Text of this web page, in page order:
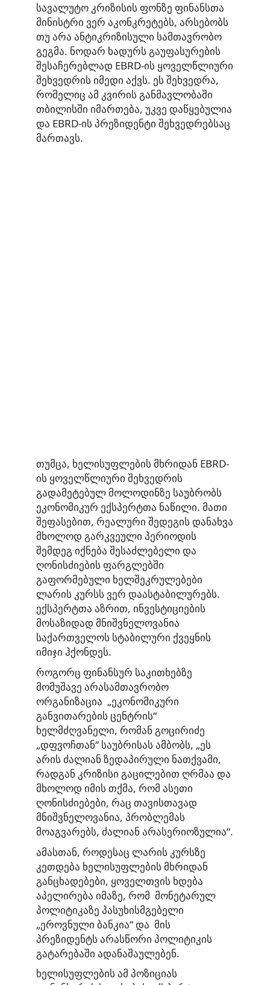
სავალუტო კრიზისის ფონზე ფინანსთა
მინისტრი ვერ აკონკრეტებს, არსებობს
თუ არა ანტიკრიზისული სამთავრობო
გეგმა. ნოდარ ხადურს გაუფასურების
შესაჩერებლად EBRD-ის ყოველწლიური
შეხვედრის იმედი აქვს. ეს შეხვედრა,
რომელიც ამ კვირის განმავლობაში
თბილისში იმართება, უკვე დაწყებულია
და EBRD-ის პრეზიდენტი შეხვედრებსაც
მართავს.
თუმცა, ხელისუფლების მხრიდან EBRD-
ის ყოველწლიური შეხვედრის
გადამეტებულ მოლოდინზე საუბრობს
ეკონომიკურ ექსპერტთა ნაწილი. მათი
შეფასებით, რეალური შედეგის დანახვა
მხოლოდ გარკვეული პერიოდის
შემდეგ იქნება შესაძლებელი და
ღონისძიების ფარგლებში
გაფორმებული ხელშეკრულებები
ლარის კურსს ვერ დაასტაბილურებს.
ექსპერტთა აზრით, ინვესტიციების
მოსაზიდად მნიშვნელოვანია
საქართველოს სტაბილური ქვეყნის
იმიჯი ჰქონდეს.
როგორც ფინანსურ საკითხებზე
მომუშავე არასამთავრობო
ორგანიზაცია „ეკონომიკური
განვითარების ცენტრის“
ხელმძღვანელი, რომან გოცირიძე
„დფვოჩთან“ საუბრისას ამბობს, „ეს
არის ძალიან ზედაპირული ნათქვამი,
რადგან კრიზისი გაცილებით ღრმაა და
მხოლოდ იმის თქმა, რომ ასეთი
ღონისძიებები, რაც თავისთავად
მნიშვნელოვანია, პრობლემას
მოაგვარებს, ძალიან არასერიოზულია“.
ამასთან, როდესაც ლარის კურსზე
კეთდება ხელისუფლების მხრიდან
განცხადებები, ყოველთვის ხდება
აპელირება იმაზე, რომ მონეტარულ
პოლიტიკაზე პასუხისმგებელი
„ეროვნული ბანკია“ და მის
პრეზიდენტს არასწორი პოლიტიკის
გატარებაში ადანაშაულებენ.
ხელისუფლების ამ პოზიციას